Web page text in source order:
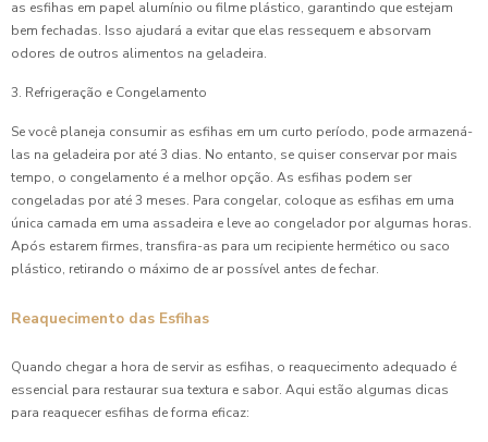
as esfihas em papel alumínio ou filme plástico, garantindo que estejam
bem fechadas. Isso ajudará a evitar que elas ressequem e absorvam
odores de outros alimentos na geladeira.
3. Refrigeração e Congelamento
Se você planeja consumir as esfihas em um curto período, pode armazená-
las na geladeira por até 3 dias. No entanto, se quiser conservar por mais
tempo, o congelamento é a melhor opção. As esfihas podem ser
congeladas por até 3 meses. Para congelar, coloque as esfihas em uma
única camada em uma assadeira e leve ao congelador por algumas horas.
Após estarem firmes, transfira-as para um recipiente hermético ou saco
plástico, retirando o máximo de ar possível antes de fechar.
Reaquecimento das Esfihas
Quando chegar a hora de servir as esfihas, o reaquecimento adequado é
essencial para restaurar sua textura e sabor. Aqui estão algumas dicas
para reaquecer esfihas de forma eficaz: